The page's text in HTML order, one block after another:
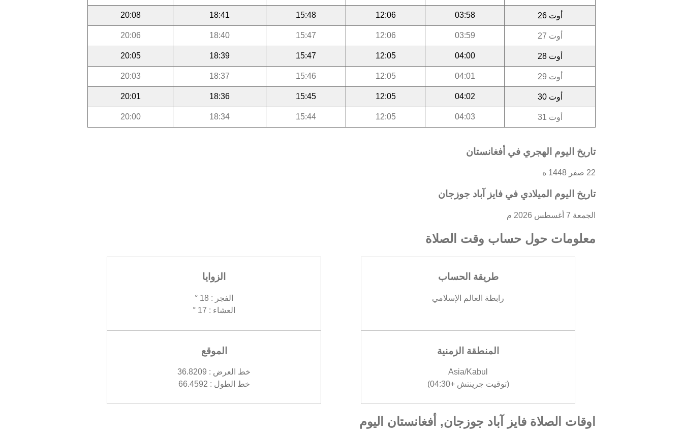
أوت 26 03:58
12:06
15:48
18:41
20:08
أوت 27 03:59
12:06
15:47
18:40
20:06
أوت 28 04:00
12:05
15:47
18:39
20:05
أوت 29 04:01
12:05
15:46
18:37
20:03
أوت 30 04:02
12:05
15:45
18:36
20:01
أوت 31 04:03
12:05
15:44
18:34
20:00
تاريخ اليوم الهجري في أفغانستان
22 صفر 1448 ه
تاريخ اليوم الميلادي في فايز آباد جوزجان
الجمعة 7 أغسطس 2026 م
معلومات حول حساب وقت الصلاة
طريقة الحساب
رابطة العالم الإسلامي
الزوايا
الفجر : 18 °
العشاء : 17 °
المنطقة الزمنية
Asia/Kabul
(توقيت جرينتش +04:30)
الموقع
خط العرض : 36.8209
خط الطول : 66.4592
اوقات الصلاة فايز آباد جوزجان, أفغانستان اليوم